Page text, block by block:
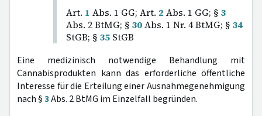
Art. 1 Abs. 1 GG; Art. 2 Abs. 1 GG; § 3
Abs. 2 BtMG; § 30Abs. 1 Nr. 4 BtMG; § 34
StGB; § 35 StGB
Eine medizinisch notwendige Behandlung mit
Cannabisprodukten kann das erforderliche öffentliche
Interesse für die Erteilung einer Ausnahmegenehmigung
nach §3Abs. 2 BtMG im Einzelfall begründen.